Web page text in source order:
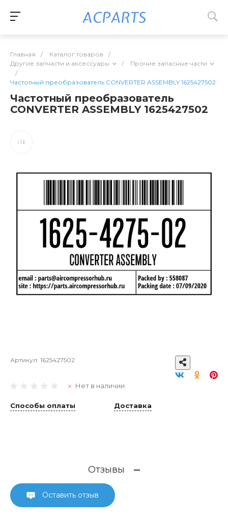
Главная / Каталог товаров
/
Другие запчасти и аксессуары
/
Прочие запасные части
/
Частотный преобразователь CONVERTER ASSEMBLY 1625427502
Частотный преобразователь
CONVERTER ASSEMBLY 1625427502
Артикул: 1625427502
Нет в наличии
Способы оплаты Доставка
Отзывы
Оставить отзыв